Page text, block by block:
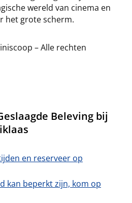
wereld van cinema en
het grote scherm.
– Alle rechten
Beleving bij
en reserveer op
kan beperkt zijn, kom op